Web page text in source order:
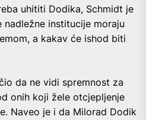
uhititi Dodika, Schmidt je
institucije moraju
a kakav će ishod biti
da ne vidi spremnost za
onih koji žele otcjepljenje
Naveo je i da Milorad Dodik